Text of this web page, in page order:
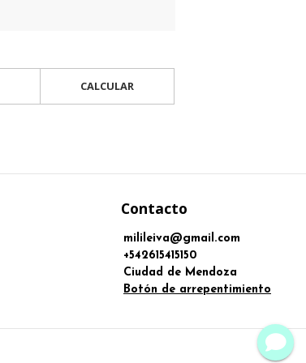
CALCULAR
Contacto
milileiva@gmail.com
+542615415150
Ciudad de Mendoza
Botón de arrepentimiento